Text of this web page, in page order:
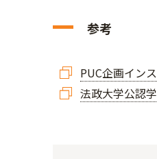
参考
PUC企画イン
法政大学公認